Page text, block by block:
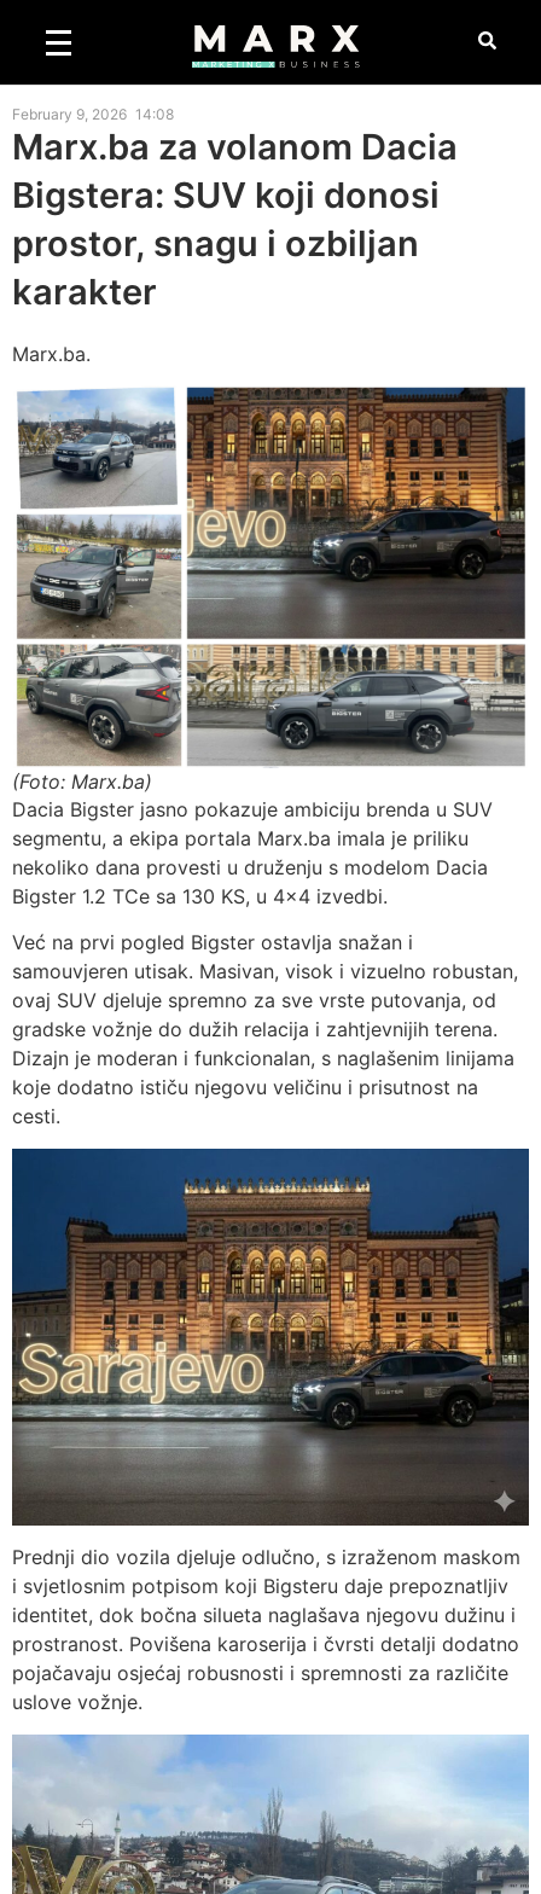
February 9, 2026 14:08
Marx.ba za volanom Dacia
Bigstera: SUV koji donosi
prostor, snagu i ozbiljan
karakter
Marx.ba.
(Foto: Marx.ba)
Dacia Bigster jasno pokazuje ambiciju brenda u SUV
segmentu, a ekipa portala Marx.ba imala je priliku
nekoliko dana provesti u druženju s modelom Dacia
Bigster 1.2 TCe sa 130 KS, u 4×4 izvedbi.
Već na prvi pogled Bigster ostavlja snažan i
samouvjeren utisak. Masivan, visok i vizuelno robustan,
ovaj SUV djeluje spremno za sve vrste putovanja, od
gradske vožnje do dužih relacija i zahtjevnijih terena.
Dizajn je moderan i funkcionalan, s naglašenim linijama
koje dodatno ističu njegovu veličinu i prisutnost na
cesti.
Prednji dio vozila djeluje odlučno, s izraženom maskom
i svjetlosnim potpisom koji Bigsteru daje prepoznatljiv
identitet, dok bočna silueta naglašava njegovu dužinu i
prostranost. Povišena karoserija i čvrsti detalji dodatno
pojačavaju osjećaj robusnosti i spremnosti za različite
uslove vožnje.